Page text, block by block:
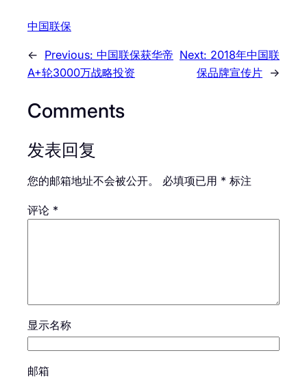
中国联保
← Previous: 中国联保获华帝
A+轮3000万战略投资
Next: 2018年中国联
保品牌宣传片 →
Comments
发表回复
您的邮箱地址不会被公开。 必填项已用 * 标注
评论 *
显示名称
邮箱